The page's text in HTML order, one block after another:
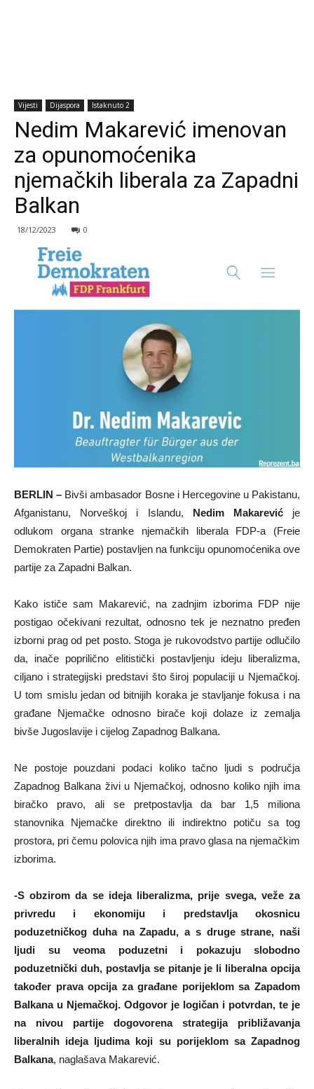
Vijesti Dijaspora Istaknuto 2
Nedim Makarević imenovan
za opunomoćenika
njemačkih liberala za Zapadni
Balkan
18/12/2023 0
BERLIN – Bivši ambasador Bosne i Hercegovine u Pakistanu,
Afganistanu, Norveškoj i Islandu, Nedim Makarevićje
odlukom organa stranke njemačkih liberala FDP-a (Freie
Demokraten Partie) postavljen na funkciju opunomoćenika ove
partije za Zapadni Balkan.
Kako ističe sam Makarević, na zadnjim izborima FDP nije
postigao očekivani rezultat, odnosno tek je neznatno pređen
izborni prag od pet posto. Stoga je rukovodstvo partije odlučilo
da, inače poprilično elitistički postavljenju ideju liberalizma,
ciljano i strategijski predstavi što široj populaciji u Njemačkoj.
U tom smislu jedan od bitnijih koraka je stavljanje fokusa i na
građane Njemačke odnosno birače koji dolaze iz zemalja
bivše Jugoslavije i cijelog Zapadnog Balkana.
Ne postoje pouzdani podaci koliko tačno ljudi s područja
Zapadnog Balkana živi u Njemačkoj, odnosno koliko njih ima
biračko pravo, ali se pretpostavlja da bar 1,5 miliona
stanovnika Njemačke direktno ili indirektno potiču sa tog
prostora, pri čemu polovica njih ima pravo glasa na njemačkim
izborima.
-S obzirom da se ideja liberalizma, prije svega, veže za
privredu i ekonomiju i predstavlja okosnicu
poduzetničkog duha na Zapadu, a s druge strane, naši
ljudi su veoma poduzetni i pokazuju slobodno
poduzetnički duh, postavlja se pitanje je li liberalna opcija
također prava opcija za građane porijeklom sa Zapadom
Balkana u Njemačkoj. Odgovor je logičan i potvrdan, te je
na nivou partije dogovorena strategija približavanja
liberalnih ideja ljudima koji su porijeklom sa Zapadnog
Balkana, naglašava Makarević.